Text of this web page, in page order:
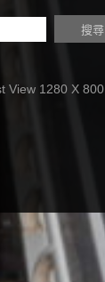
View 1280 X 800